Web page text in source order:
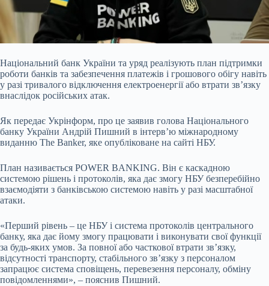
Національний банк України та уряд реалізують план підтримки
роботи банків та забезпечення платежів і грошового обігу навіть
у разі тривалого відключення електроенергіїабо втрати зв’язку
внаслідок російських атак.
Як передає Укрінформ, про це заявив голова Національного
банку України Андрій Пишний в інтерв’ю міжнародному
виданню The Banker, яке опубліковане на сайті НБУ.
План називається POWER BANKING. Він є каскадною
системою рішень і протоколів, яка дає змогу НБУ безперебійно
взаємодіяти з банківською системою навіть у разі масштабної
атаки.
«Перший рівень – це НБУ і система протоколів центрального
банку, яка дає йому змогу працювати і виконувати свої функції
за будь-яких умов. За повної або часткової втрати зв’язку,
відсутності транспорту, стабільного зв’язку з персоналом
запрацює система сповіщень, перевезення персоналу, обміну
повідомленнями», – пояснив Пишний.